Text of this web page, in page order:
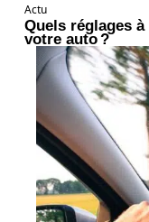
Actu
Quels réglages
votre auto ?